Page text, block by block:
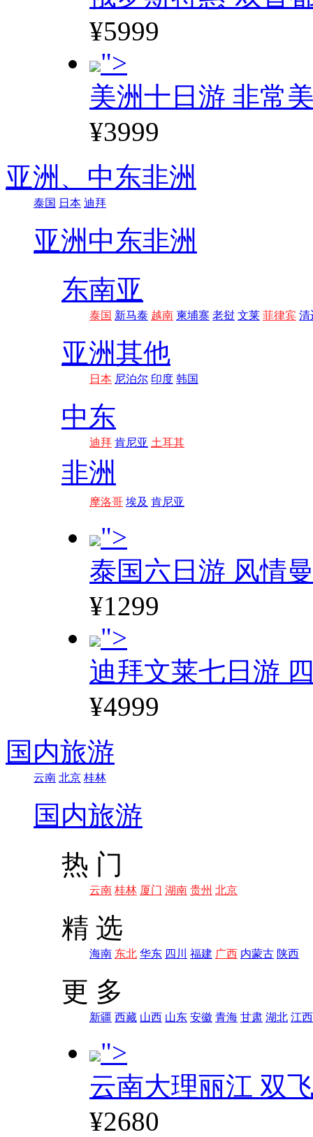
¥5999
">
美洲十日游 非常
¥3999
亚洲、 中东非洲
泰国 日本 迪拜
亚洲 中东非洲
东南亚
泰国 新马泰 越南 柬埔寨 老挝 文莱 菲律宾 清
亚洲其他
日本 尼泊尔 印度 韩国
中东
迪拜 肯尼亚 土耳其
非洲
摩洛哥 埃及 肯尼亚
">
泰国六日游 风情
¥1299
">
迪拜文莱七日游
¥4999
国内旅游
云南 北京 桂林
国内旅游
热 门
云南 桂林 厦门 湖南 贵州 北京
精 选
海南 东北 华东 四川 福建 广西 内蒙古 陕西
更 多
新疆 西藏 山西 山东 安徽 青海 甘肃 湖北 江西
">
云南大理丽江 双
¥2680